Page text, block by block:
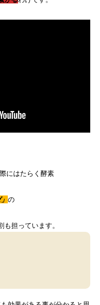
際にはたらく酵素
の
担っています。